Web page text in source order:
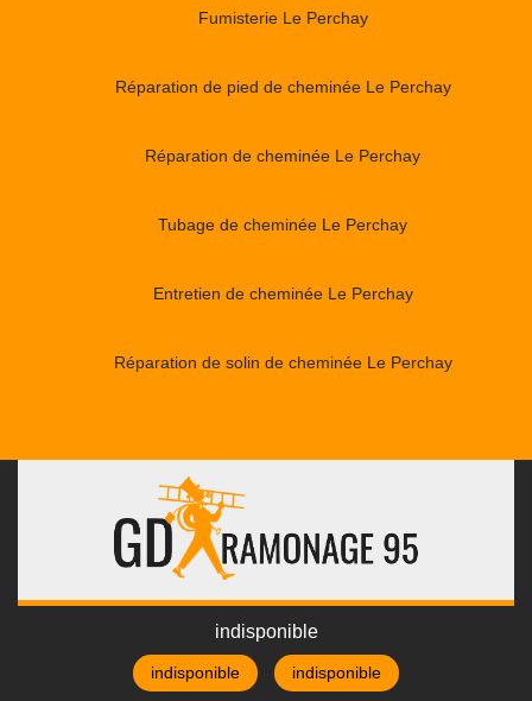
Fumisterie Le Perchay
Réparation de pied de cheminée Le Perchay
Réparation de cheminée Le Perchay
Tubage de cheminée Le Perchay
Entretien de cheminée Le Perchay
Réparation de solin de cheminée Le Perchay
indisponible
indisponible indisponible